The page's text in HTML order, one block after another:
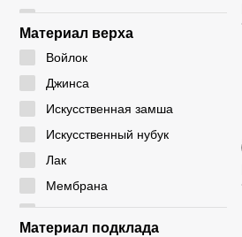
CM
CYCY
DADA
DICNI
DINO ALBAT
DUOLE
EIE
ELENA
EX-TIM
24 - 28
24 - 29
26 - 30
26 - 31
27 - 32
28 - 33
29 - 33
Материал верха
Войлок
Джинса
Искусственная замша
Искусственный нубук
Лак
Мембрана
Натуральная замша
Материал подклада